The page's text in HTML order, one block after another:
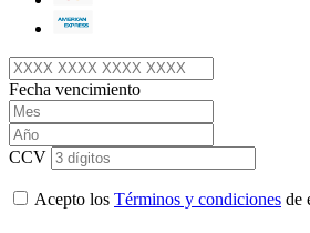
Fecha vencimiento
CCV
Acepto los Términos y condiciones de